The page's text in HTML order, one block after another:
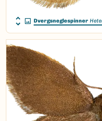
Dvergsneglespinner